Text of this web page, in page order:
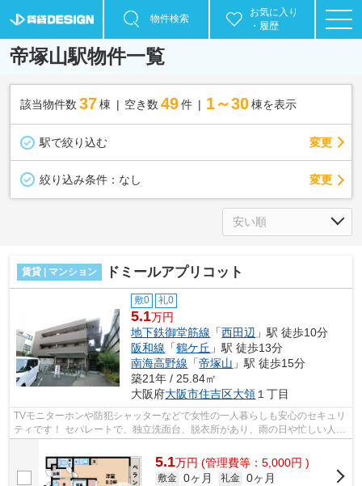
物件検索
お気に入り
・履歴
帝塚山駅物件一覧
該当物件数 37棟 空き数 49 件 1～30 棟を表示
駅で絞り込む 変更
絞り込み条件： なし 変更
賃貸 | マンション ドミールアプリコット
敷0 礼0
5.1万円
地下鉄御堂筋線 「西田辺 」駅 徒歩10分
阪和線 「鶴ケ丘 」駅 徒歩13分
南海高野線 「帝塚山 」駅 徒歩15分
築21年 / 25.84㎡
大阪府大阪市住吉区大領 １丁目
TVモニターホンや防犯シャッターなどで女性の一人暮らしも安心のセキュリ
ティです！ セパレートで、独立洗面台、脱衣所があり、雨の日や忙しい人に
ありがたい浴室乾燥機もあります！ ...
5.1万円 (管理費等：5,000円 )
敷金 0ヶ月 礼金 0ヶ月